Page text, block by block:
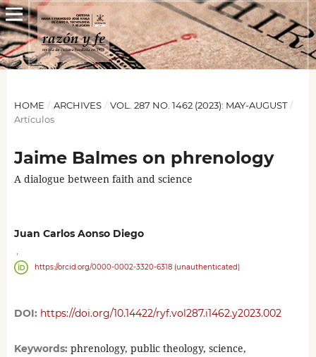
HOME / ARCHIVES / VOL. 287 NO. 1462 (2023): MAY-AUGUST /
Artículos
Jaime Balmes on phrenology
A dialogue between faith and science
Juan Carlos Aonso Diego
https://orcid.org/0000-0002-3320-6318 (unauthenticated)
DOI: https://doi.org/10.14422/ryf.vol287.i1462.y2023.002
Keywords: phrenology, public theology, science,